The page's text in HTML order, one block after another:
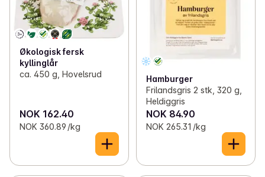
Økologisk fersk
kyllinglår
ca. 450 g, Hovelsrud
NOK 162.40
NOK 360.89 /kg
Hamburger
Frilandsgris 2 stk, 320 g,
Heldiggris
NOK 84.90
NOK 265.31 /kg